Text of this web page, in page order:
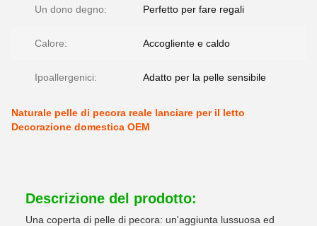
Un dono degno: Perfetto per fare regali
Calore: Accogliente e caldo
Ipoallergenici: Adatto per la pelle sensibile
Naturale pelle di pecora reale lanciare per il letto
Decorazione domestica OEM
Descrizione del prodotto:
Una coperta di pelle di pecora: un'aggiunta lussuosa ed